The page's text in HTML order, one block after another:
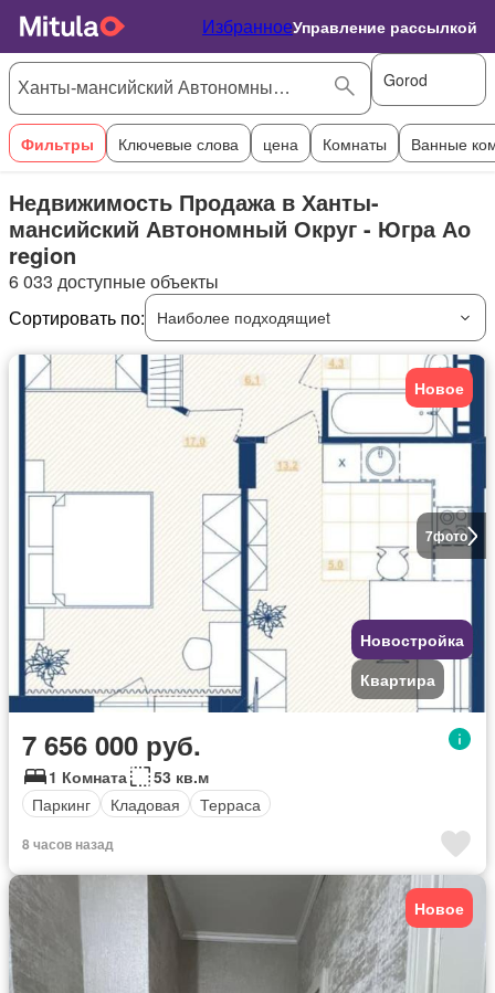
ИзбранноеУправление рассылкой
Gorod
Фильтры Ключевые слова цена Комнаты Ванные
Недвижимость Продажа в Ханты-
мансийский Автономный Округ - Югра Ао
region
6 033 доступные объекты
Сортировать по:
Наиболее подходящиеt
7фото
Новое
Новостройка
Квартира
7 656 000 руб.
1 Комната
53 кв.м
Паркинг
Кладовая Терраса
8 часов назад
Новое